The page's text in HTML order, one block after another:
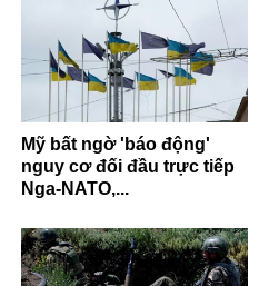
Mỹ bất ngờ 'báo động'
nguy cơ đối đầu trực tiếp
Nga-NATO,...